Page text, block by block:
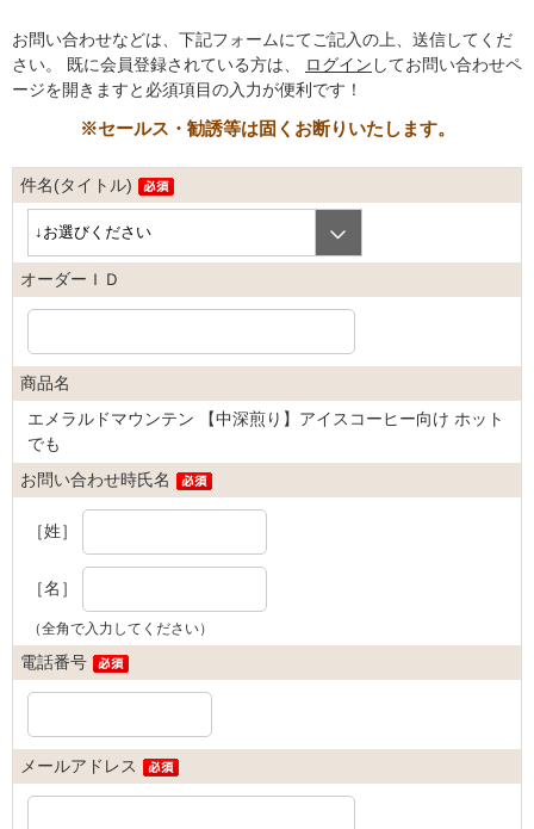
お問い合わせなどは、下記フォームにてご記入の上、送信してくだ
さい。
既に会員登録されている方は、 ログイン してお問い合わせペ
ージを開きますと必須項目の入力が便利です！
※セールス・勧誘等は固くお断りいたします。
件名(タイトル)
オーダーＩＤ
商品名
エメラルドマウンテン 【中深煎り】アイスコーヒー向け ホット
でも
お問い合わせ時氏名
［姓］
［名］
（全角で入力してください）
電話番号
メールアドレス